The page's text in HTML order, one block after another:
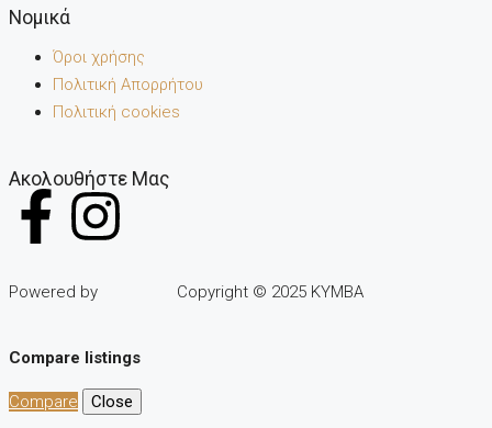
Noμικά
Όροι χρήσης
Πολιτική Απορρήτου
Πολιτική cookies
Ακολουθήστε Μας
Powered by Copyright © 2025 KYMBA
Compare listings
Compare Close